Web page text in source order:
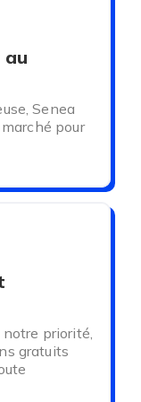
avec
parmi des
de la nuit.
trouver
lingerie
notre priorité.
qui
Chaque
de qualité
spécifiques
Senea
pour
priorité,
gratuits